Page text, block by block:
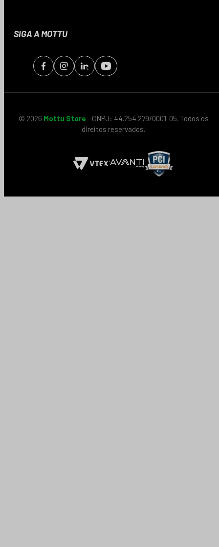
SIGA A MOTTU
© 2026 Mottu Store - CNPJ: 44.254.279/0001-05. Todos os
direitos reservados.